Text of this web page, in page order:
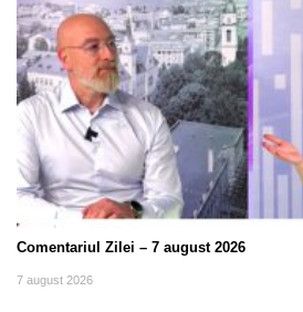
Comentariul Zilei – 7 august 2026
7 august 2026